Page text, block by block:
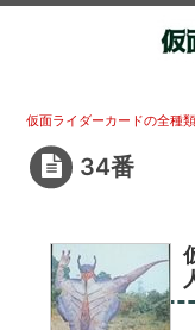
仮面ライダーカードの全種
34番